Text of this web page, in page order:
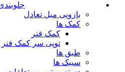
بازویی میل تعادل
کمک ها
کمک فنر
توپی سر کمک فنر
طبق ها
سیبک ها